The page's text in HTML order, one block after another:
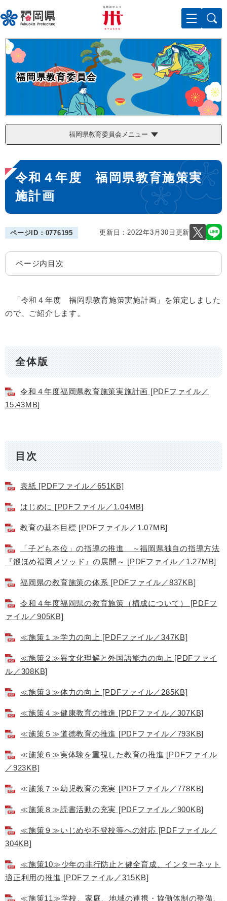
ー
ジ
の
先
メニューを飛ばして本文へ
福岡県教育委員会
福岡県教育委員会メニュー
本
文
令和４年度 福岡県教育施策実
施計画
ページID：0776195 更新日：2022年3月30日更新
ページ内目次
「令和４年度 福岡県教育施策実施計画」を策定しました
ので、ご紹介します。
全体版
令和４年度福岡県教育施策実施計画 [PDFファイル／
15.43MB]
目次
表紙 [PDFファイル／651KB]
はじめに [PDFファイル／1.04MB]
教育の基本目標 [PDFファイル／1.07MB]
「子ども本位」の指導の推進 ～福岡県独自の指導方法
『鍛ほめ福岡メソッド』の展開～ [PDFファイル／1.27MB]
福岡県の教育施策の体系 [PDFファイル／837KB]
令和４年度福岡県の教育施策（構成について） [PDFフ
ァイル／905KB]
≪施策１≫学力の向上 [PDFファイル／347KB]
≪施策２≫異文化理解と外国語能力の向上 [PDFファイ
ル／308KB]
≪施策３≫体力の向上 [PDFファイル／285KB]
≪施策４≫健康教育の推進 [PDFファイル／307KB]
≪施策５≫道徳教育の推進 [PDFファイル／793KB]
≪施策６≫実体験を重視した教育の推進 [PDFファイル
／923KB]
≪施策７≫幼児教育の充実 [PDFファイル／778KB]
≪施策８≫読書活動の充実 [PDFファイル／900KB]
≪施策９≫いじめや不登校等への対応 [PDFファイル／
304KB]
≪施策10≫少年の非行防止と健全育成、インターネット
適正利用の推進 [PDFファイル／315KB]
≪施策11≫学校、家庭、地域の連携・協働体制の整備、